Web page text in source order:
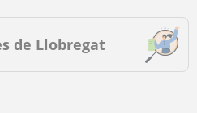
de Llobregat